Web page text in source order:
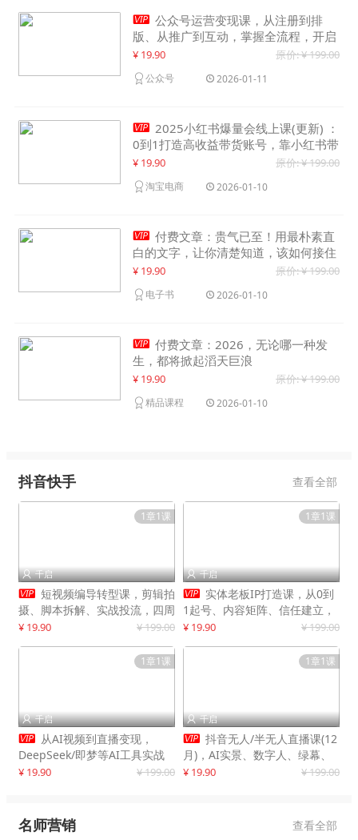
 公众号运营变现课，从注册到排
版、从推广到互动，掌握全流程，开启
个人品牌月入30000+
¥ 19.90 原价: ¥ 199.00
公众号 2026-01-11
 2025小红书爆量会线上课(更新) ：
0到1打造高收益带货账号，靠小红书带
货年入100w？机会来了！
¥ 19.90 原价: ¥ 199.00
淘宝电商 2026-01-10
 付费文章：贵气已至！用最朴素直
白的文字，让你清楚知道，该如何接住
这一次时代的泼天富贵
¥ 19.90 原价: ¥ 199.00
电子书 2026-01-10
 付费文章：2026，无论哪一种发
生，都将掀起滔天巨浪
¥ 19.90 原价: ¥ 199.00
精品课程 2026-01-10
抖音快手 查看全部
1章1课
 千启
 短视频编导转型课，剪辑拍
摄、脚本拆解、实战投流，四周
系统教学，快速入行月入2w+
¥ 19.90 ¥ 199.00
1章1课
 千启
 实体老板IP打造课，从0到
1起号、内容矩阵、信任建立，
打造门店IP，稳定获客增收
¥ 19.90 ¥ 199.00
1章1课
 千启
 从AI视频到直播变现，
DeepSeek/即梦等AI工具实战
教学，生产爆款视频，打造高流
¥ 19.90 ¥ 199.00
1章1课
 千启
 抖音无人/半无人直播课(12
月)，AI实景、数字人、绿幕、
多种玩法、24小时自动盈利
¥ 19.90 ¥ 199.00
名师营销 查看全部